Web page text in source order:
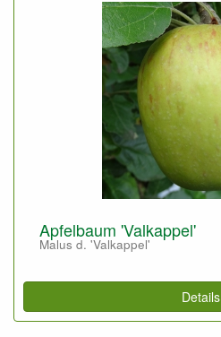
Apfelbaum 'Valkappel'
Malus d. 'Valkappel'
Details